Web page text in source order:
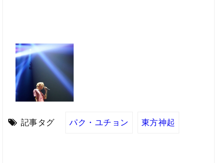
記事タグ パク・ユチョン 東方神起